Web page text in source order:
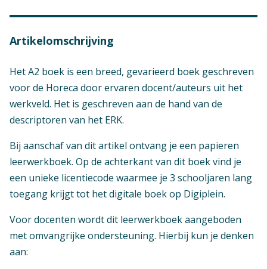
Artikelomschrijving
Het A2 boek is een breed, gevarieerd boek geschreven
voor de Horeca door ervaren docent/auteurs uit het
werkveld. Het is geschreven aan de hand van de
descriptoren van het ERK.
Bij aanschaf van dit artikel ontvang je een papieren
leerwerkboek. Op de achterkant van dit boek vind je
een unieke licentiecode waarmee je 3 schooljaren lang
toegang krijgt tot het digitale boek op Digiplein.
Voor docenten wordt dit leerwerkboek aangeboden
met omvangrijke ondersteuning. Hierbij kun je denken
aan: